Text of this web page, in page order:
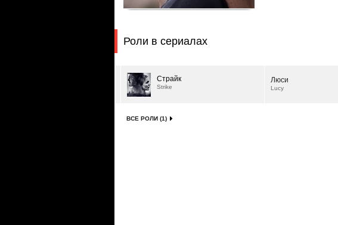
Роли в сериалах
Страйк
Strike
Люси
Lucy
ВСЕ РОЛИ (1)